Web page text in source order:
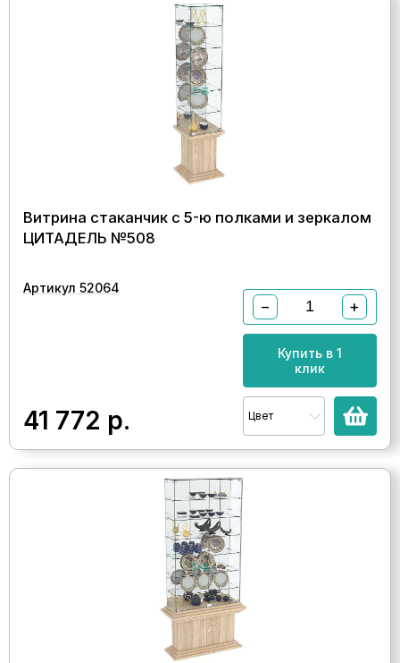
Витрина стаканчик с 5-ю полками и зеркалом
ЦИТАДЕЛЬ №508
Артикул 52064
41 772 р.
− +
Купить в 1
клик
Цвет